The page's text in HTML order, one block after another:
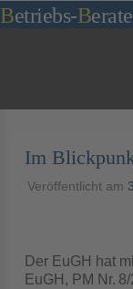
Zum
Inhalt
Betriebs-B
Im
Veröffentlicht am
Der EuGH hat
EuGH, PM Nr.